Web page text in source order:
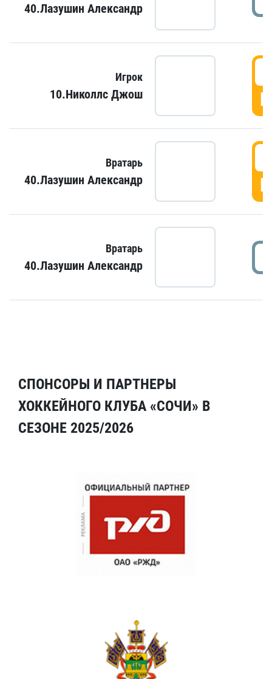
40.Лазушин Александр
Игрок
10.Николлс Джош
Вратарь
40.Лазушин Александр
Вратарь
40.Лазушин Александр
СПОНСОРЫ И ПАРТНЕРЫ
ХОККЕЙНОГО КЛУБА «СОЧИ» В
СЕЗОНЕ 2025/2026